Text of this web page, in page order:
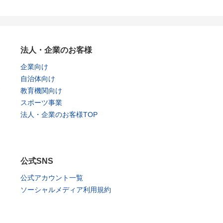
法人・企業のお客様
企業向け
自治体向け
教育機関向け
スポーツ事業
法人・企業のお客様TOP
公式SNS
公式アカウント一覧
ソーシャルメディア利用規約